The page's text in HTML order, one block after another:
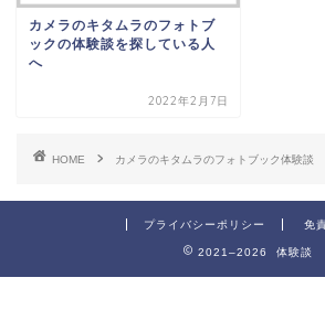
カメラのキタムラのフォトブ
ックの体験談を探している人
へ
2022年2月7日
HOME カメラのキタムラのフォトブック体験談
プライバシーポリシー 免
2021–2026 体験談